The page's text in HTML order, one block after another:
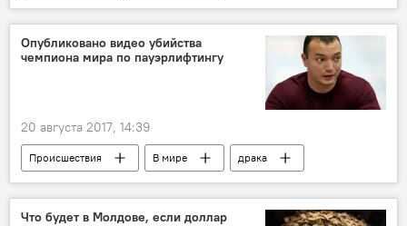
Адриан Садовник
Родика Комендант
мифы
партнерские роды
Опубликовано видео убийства
чемпиона мира по пауэрлифтингу
20 августа 2017, 14:39
Происшествия В мире
драка
убийство
Что будет в Молдове, если доллар